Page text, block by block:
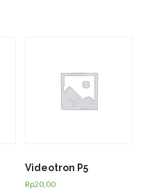
Videotron P5
Rp20,00